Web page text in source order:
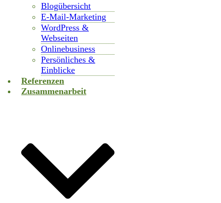
Blogübersicht
E-Mail-Marketing
WordPress &
Webseiten
Onlinebusiness
Persönliches &
Einblicke
Referenzen
Zusammenarbeit